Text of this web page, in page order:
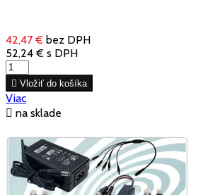
42,47 € bez DPH
52,24 € s DPH
 Vložiť do košíka
Viac
 na sklade